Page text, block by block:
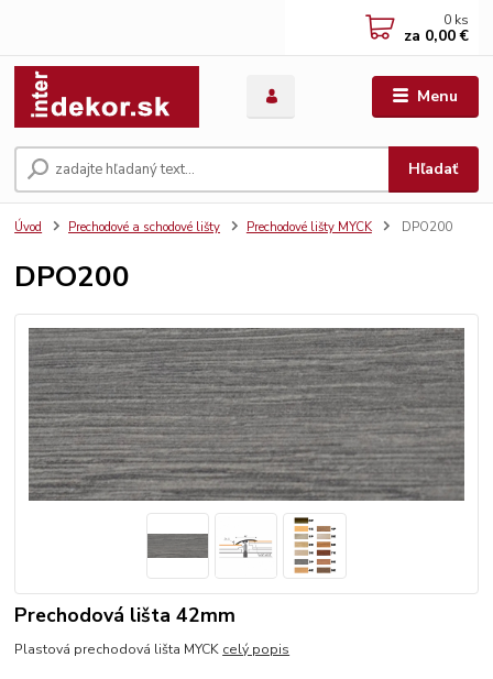
Menu
Hľadať
0 ks
za 0,00 €
Úvod Prechodové a schodové lišty Prechodové lišty MYCK DPO200
DPO200
Prechodová lišta 42mm
Plastová prechodová lišta MYCK celý popis